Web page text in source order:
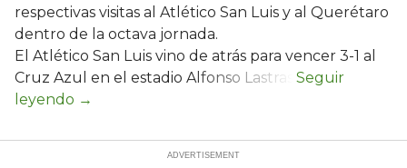
respectivas visitas al Atlético San Luis y al Querétaro
dentro de la octava jornada.
El Atlético San Luis vino de atrás para vencer 3-1 al
Cruz Azul en el estadio Alfonso Lastras.